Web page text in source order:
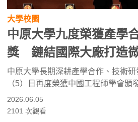
大學校園
中原大學九度榮獲產學
獎 鏈結國際大廠打造
中原大學長期深耕產學合作、技術
（5）日再度榮獲中國工程師學會頒
位」獎，此為中原第九度獲此殊榮，
學之冠。中原大學表示，學校長期轉
2026.06.05
2101 次觀看